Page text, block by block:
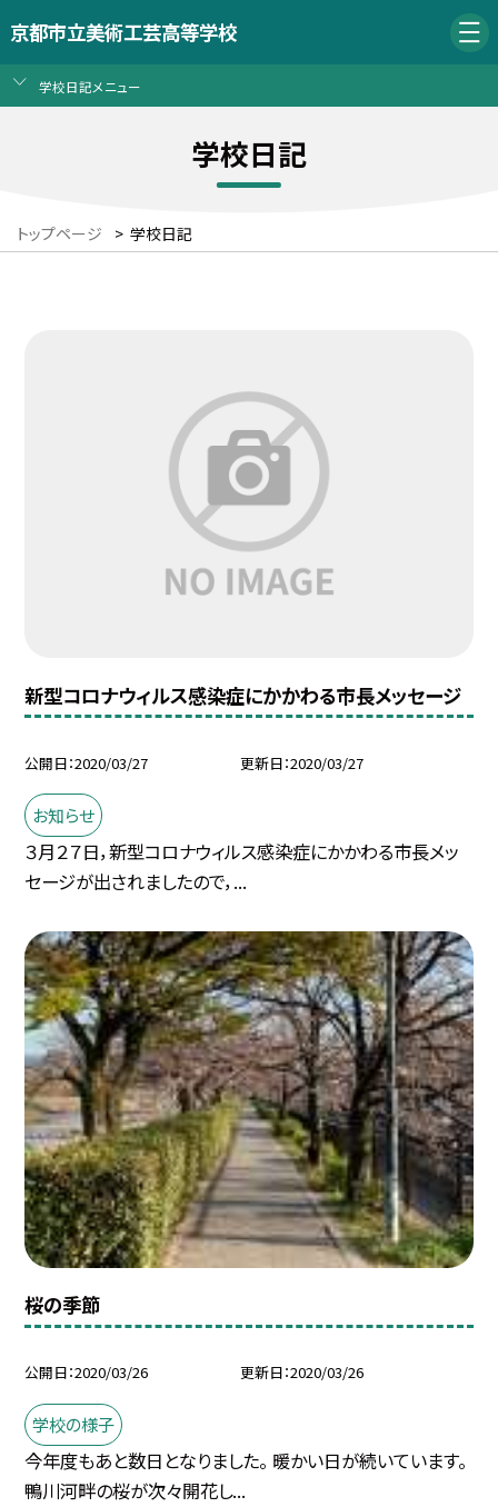
京都市立美術工芸高等学校
学校日記メニュー
学校日記
トップページ > 学校日記
新型コロナウィルス感染症にかかわる市長メッセージ
公開日 2020/03/27 更新日 2020/03/27
お知らせ
３月２７日，新型コロナウィルス感染症にかかわる市長メッ
セージが出されましたので，...
桜の季節
公開日 2020/03/26 更新日 2020/03/26
学校の様子
今年度もあと数日となりました。 暖かい日が続いています。
鴨川河畔の桜が次々開花し...